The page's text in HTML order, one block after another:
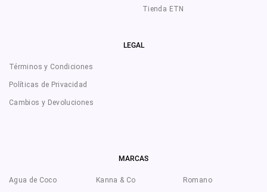
Tienda ETN
LEGAL
Términos y Condiciones
Políticas de Privacidad
Cambios y Devoluciones
MARCAS
Agua de Coco Kanna & Co Romano